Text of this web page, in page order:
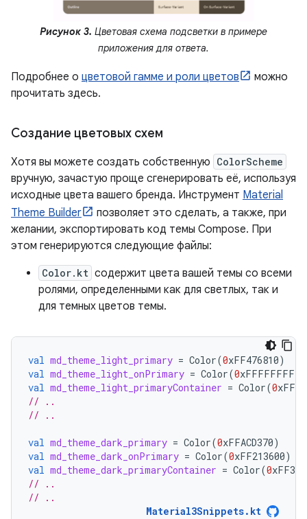
Рисунок 3. Цветовая схема подсветки в примере
приложения для ответа.
Подробнее о цветовой гамме и роли цветов
можно
прочитать здесь.
Создание цветовых схем
Хотя вы можете создать собственную ColorScheme
вручную, зачастую проще сгенерировать её, используя
исходные цвета вашего бренда. Инструмент Material
Theme Builder
позволяет это сделать, а также, при
желании, экспортировать код темы Compose. При
этом генерируются следующие файлы:
Color.kt содержит цвета вашей темы со всеми
ролями, определенными как для светлых, так и
для темных цветов темы.
val md_theme_light_primary = Color(0xFF476810)
val md_theme_light_onPrimary = Color(0xFFFFFFFF
val md_theme_light_primaryContainer = Color(0
// ..
// ..
val md_theme_dark_primary = Color(0xFFACD370)
val md_theme_dark_onPrimary = Color(0xFF213600)
val md_theme_dark_primaryContainer = Color(0
// ..
// ..
Material3Snippets.kt